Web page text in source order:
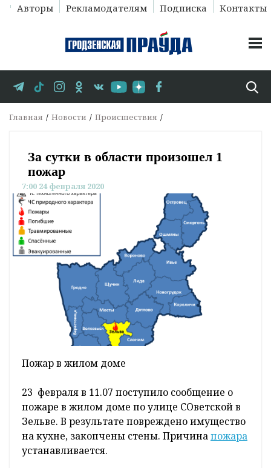
Авторы Рекламодателям Подписка Контакты
Главная Новости Происшествия
За сутки в области произошел 1
пожар
7:00 24 февраля 2020
Пожар в жилом доме
23 февраля в 11.07 поступило сообщение о
пожаре в жилом доме по улице СОветской в
Зельве. В результате повреждено имущество
на кухне, закопчены стены. Причинапожара
устанавливается.